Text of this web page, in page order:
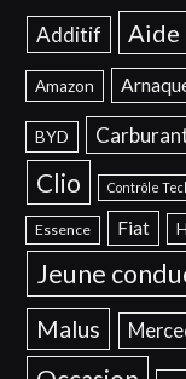
Additif Aide
Amazon
BYD
Clio Contrôle
Essence Fiat
Jeune
Malus